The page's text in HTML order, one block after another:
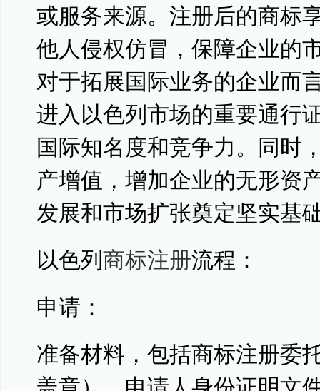
或服务来源。注册后的商标
他人侵权仿冒，保障企业的
对于拓展国际业务的企业而
进入以色列市场的重要通行
国际知名度和竞争力。同时
产增值，增加企业的无形资
发展和市场扩张奠定坚实基
以色列 商标注册流程：
申请：
准备材料，包括商标注册委